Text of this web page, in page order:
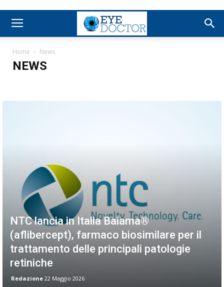
Home News
NEWS
NTC lancia in Italia Baiama®
(aflibercept), farmaco biosimilare per il
trattamento delle principali patologie
retiniche
Redazione 22 Maggio 2026